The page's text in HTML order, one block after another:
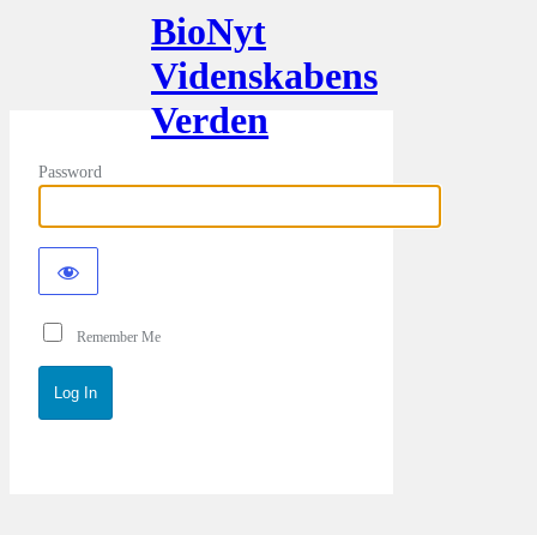
BioNyt
Videnskabens
Verden
Password
Remember Me